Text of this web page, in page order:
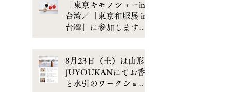
「東京キモノショーin
台湾／「東京和服展 in
台灣」に参加します／
以日本水引結出梅花飾
品｜水引手作工作坊
8月23日（土）は山形
JUYOUKANにてお香
と水引のワークショッ